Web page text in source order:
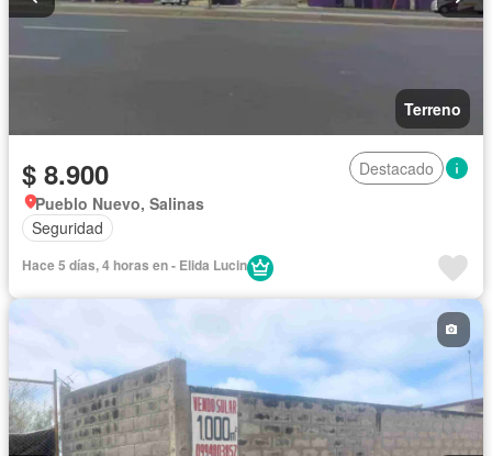
Terreno
$ 8.900
Destacado
Pueblo Nuevo, Salinas
Seguridad
Hace 5 días, 4 horas en - Elida Lucin